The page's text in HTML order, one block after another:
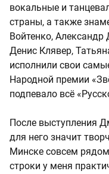
вокальные и
страны, а также
Войтенко,
Денис Клявер,
исполнили свои
Народной премии
подпевало всё
После выступления
для него значит
Минске совсем
строки у меня